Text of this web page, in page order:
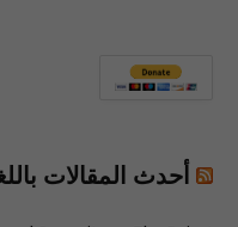
أحدث المقالات